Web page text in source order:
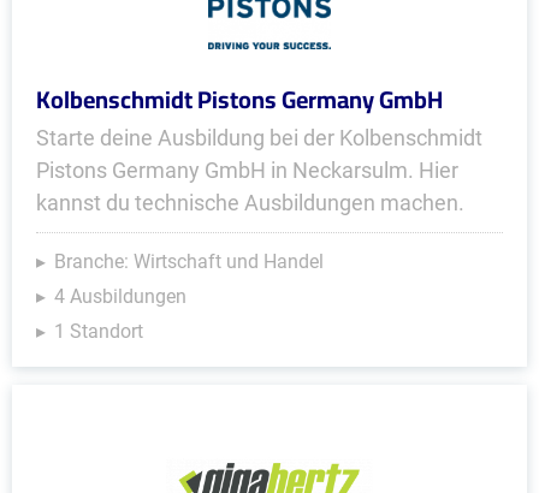
Kolbenschmidt Pistons Germany GmbH
Starte deine Ausbildung bei der Kolbenschmidt
Pistons Germany GmbH in Neckarsulm. Hier
kannst du technische Ausbildungen machen.
Branche: Wirtschaft und Handel
4 Ausbildungen
1 Standort